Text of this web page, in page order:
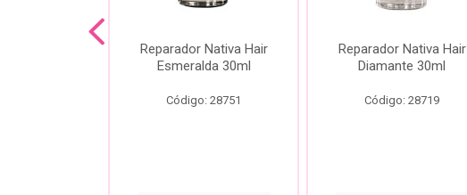
Reparador Nativa Hair
Esmeralda 30ml
Código: 28751
Reparador Nativa Hair
Diamante 30ml
Código: 28719